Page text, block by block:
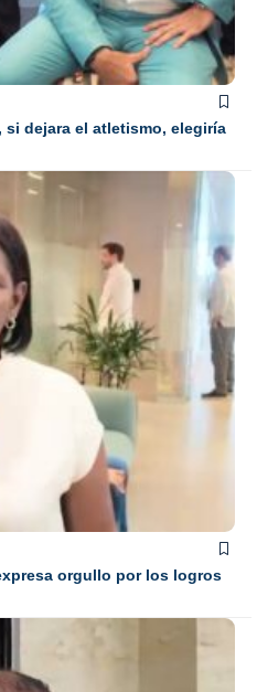
si dejara el atletismo, elegiría
orgullo por los logros